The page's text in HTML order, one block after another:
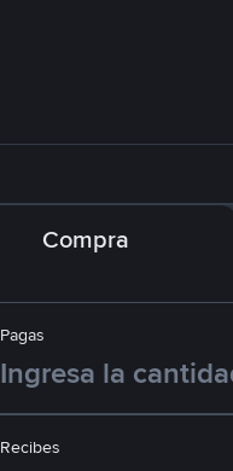
Compra
Pagas
Recibes